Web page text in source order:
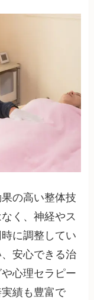
の高い整体技
く、神経やス
に調整してい
安心できる治
心理セラピー
績も豊富で